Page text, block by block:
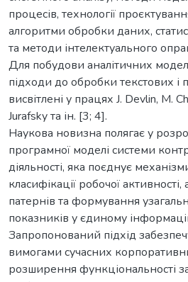
процесів, технології
алгоритми обробки даних,
та методи інтелектуального
Для побудови аналітичних
підходи до обробки текстових і
висвітлені у працях J. Devlin, M.
Jurafsky та ін. [3; 4].
Наукова новизна полягає у
програмної моделі системи
діяльності, яка поєднує
класифікації робочої
патернів та формування
показників у єдиному
Запропонований підхід
вимогами сучасних
розширення функціональності